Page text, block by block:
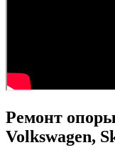
Ремонт
Volkswagen,